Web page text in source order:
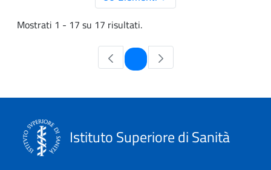
Mostrati 1 - 17 su 17 risultati.
Pagina
Istituto Superiore di Sanità